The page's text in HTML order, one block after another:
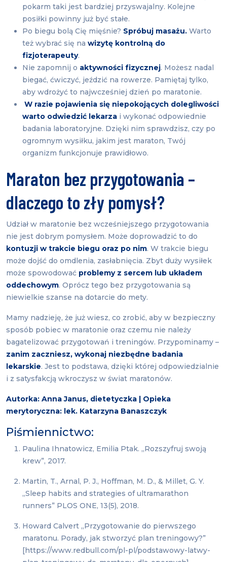
pokarm taki jest bardziej przyswajalny. Kolejne
posiłki powinny już być stałe.
Po biegu bolą Cię mięśnie? Spróbuj masażu. Warto
też wybrać się na wizytę kontrolną do
fizjoterapeuty.
Nie zapomnij o aktywności fizycznej. Możesz nadal
biegać, ćwiczyć, jeździć na rowerze. Pamiętaj tylko,
aby wdrożyć to najwcześniej dzień po maratonie.
W razie pojawienia się niepokojących dolegliwości
warto odwiedzić lekarza i wykonać odpowiednie
badania laboratoryjne. Dzięki nim sprawdzisz, czy po
ogromnym wysiłku, jakim jest maraton, Twój
organizm funkcjonuje prawidłowo.
Maraton bez przygotowania –
dlaczego to zły pomysł?
Udział w maratonie bez wcześniejszego przygotowania
nie jest dobrym pomysłem. Może doprowadzić to do
kontuzji w trakcie biegu oraz po nim. W trakcie biegu
może dojść do omdlenia, zasłabnięcia. Zbyt duży wysiłek
może spowodować problemy z sercem lub układem
oddechowym. Oprócz tego bez przygotowania są
niewielkie szanse na dotarcie do mety.
Mamy nadzieję, że już wiesz, co zrobić, aby w bezpieczny
sposób pobiec w maratonie oraz czemu nie należy
bagatelizować przygotowań i treningów. Przypominamy –
zanim zaczniesz, wykonaj niezbędne badania
lekarskie. Jest to podstawa, dzięki której odpowiedzialnie
i z satysfakcją wkroczysz w świat maratonów.
Autorka: Anna Janus, dietetyczka | Opieka
merytoryczna: lek. Katarzyna Banaszczyk
Piśmiennictwo:
Paulina Ihnatowicz, Emilia Ptak. „Rozszyfruj swoją
krew”, 2017.
Martin, T., Arnal, P. J., Hoffman, M. D., & Millet, G. Y.
„Sleep habits and strategies of ultramarathon
runners” PLOS ONE, 13(5), 2018.
Howard Calvert „Przygotowanie do pierwszego
maratonu. Porady, jak stworzyć plan treningowy?”
[https://www.redbull.com/pl-pl/podstawowy-latwy-